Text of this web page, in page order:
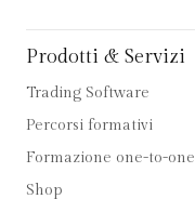
Prodotti & Servizi
Trading Software
Percorsi formativi
Formazione one-to-one
Shop